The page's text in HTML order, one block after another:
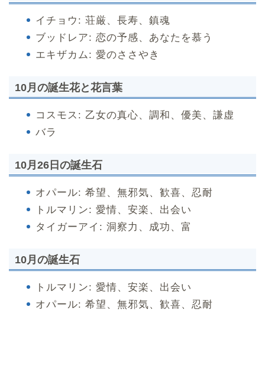
イチョウ: 荘厳、長寿、鎮魂
ブッドレア: 恋の予感、あなたを慕う
エキザカム: 愛のささやき
10月の誕生花と花言葉
コスモス: 乙女の真心、調和、優美、謙虚
バラ
10月26日の誕生石
オパール: 希望、無邪気、歓喜、忍耐
トルマリン: 愛情、安楽、出会い
タイガーアイ: 洞察力、成功、富
10月の誕生石
トルマリン: 愛情、安楽、出会い
オパール: 希望、無邪気、歓喜、忍耐